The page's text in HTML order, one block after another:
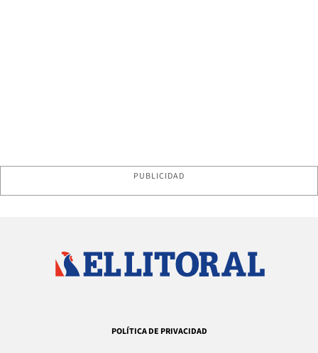
PUBLICIDAD
POLÍTICA DE PRIVACIDAD